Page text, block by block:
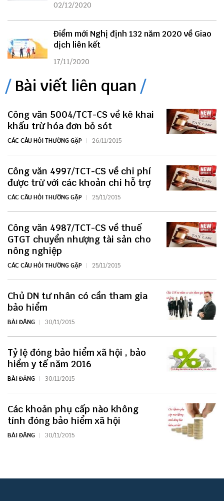
02/12/2020
Điểm mới Nghị định 132 năm 2020 về Giao
dịch liên kết
17/11/2020
Bài viết liên quan
Công văn 5004/TCT-CS về kê khai
khấu trừ hóa đơn bỏ sót
CÁC CÂU HỎI THƯỜNG GẶP 26/11/2015
Công văn 4997/TCT-CS về chi phí
được trừ với các khoản chi hỗ trợ
CÁC CÂU HỎI THƯỜNG GẶP 25/11/2015
Công văn 4987/TCT-CS về thuế
GTGT chuyển nhượng tài sản cho
nông nghiệp
CÁC CÂU HỎI THƯỜNG GẶP 25/11/2015
Chủ DN tư nhân có cần tham gia
bảo hiểm
BÀI ĐĂNG 30/11/2015
Tỷ lệ đóng bảo hiểm xã hội , bảo
hiểm y tế năm 2016
BÀI ĐĂNG 30/11/2015
Các khoản phụ cấp nào không
tính đóng bảo hiểm xã hội
BÀI ĐĂNG 30/11/2015